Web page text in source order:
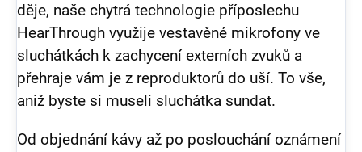
děje, naše chytrá technologie příposlechu
HearThrough využije vestavěné mikrofony ve
sluchátkách k zachycení externích zvuků a
přehraje vám je z reproduktorů do uší. To vše,
aniž byste si museli sluchátka sundat.
Od objednání kávy až po poslouchání oznámení